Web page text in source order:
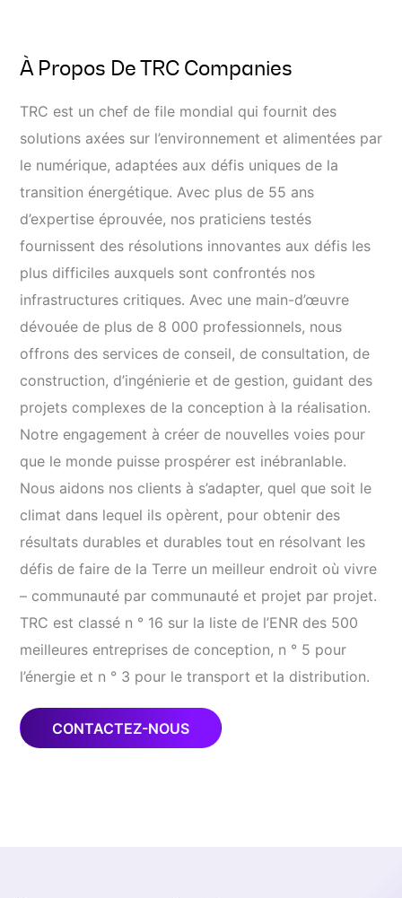
À Propos De TRC Companies
TRC est un chef de file mondial qui fournit des
solutions axées sur l’environnement et alimentées par
le numérique, adaptées aux défis uniques de la
transition énergétique. Avec plus de 55 ans
d’expertise éprouvée, nos praticiens testés
fournissent des résolutions innovantes aux défis les
plus difficiles auxquels sont confrontés nos
infrastructures critiques. Avec une main-d’œuvre
dévouée de plus de 8 000 professionnels, nous
offrons des services de conseil, de consultation, de
construction, d’ingénierie et de gestion, guidant des
projets complexes de la conception à la réalisation.
Notre engagement à créer de nouvelles voies pour
que le monde puisse prospérer est inébranlable.
Nous aidons nos clients à s’adapter, quel que soit le
climat dans lequel ils opèrent, pour obtenir des
résultats durables et durables tout en résolvant les
défis de faire de la Terre un meilleur endroit où vivre
– communauté par communauté et projet par projet.
TRC est classé n ° 16 sur la liste de l’ENR des 500
meilleures entreprises de conception, n ° 5 pour
l’énergie et n ° 3 pour le transport et la distribution.
CONTACTEZ-NOUS